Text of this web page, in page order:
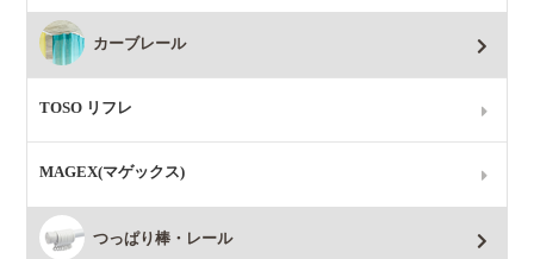
カーブレール
TOSO リフレ
MAGEX(マゲックス)
つっぱり棒・レール